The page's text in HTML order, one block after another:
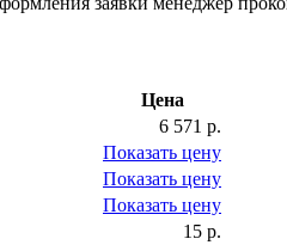
Цена
6 571 р.
Показать цену
Показать цену
Показать цену
15 р.